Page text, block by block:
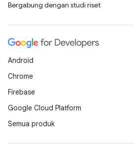
Bergabung dengan studi riset
Android
Chrome
Firebase
Google Cloud Platform
Semua produk